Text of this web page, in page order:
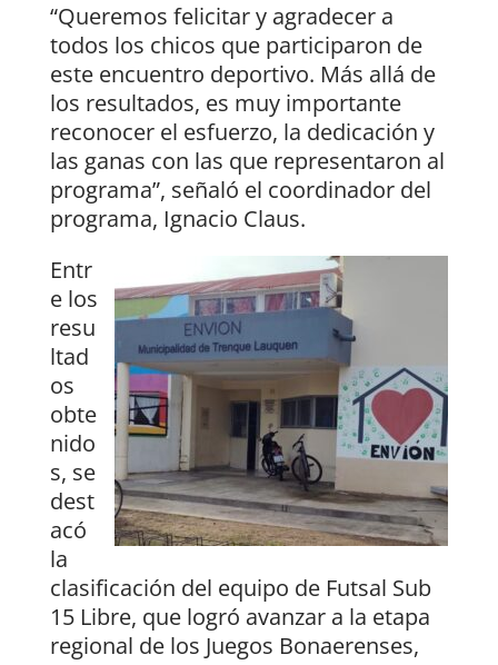
“Queremos felicitar y agradecer a
todos los chicos que participaron de
este encuentro deportivo. Más allá de
los resultados, es muy importante
reconocer el esfuerzo, la dedicación y
las ganas con las que representaron al
programa”, señaló el coordinador del
programa, Ignacio Claus.
Entr
e los
resu
ltad
os
obte
nido
s, se
dest
acó
la
clasificación del equipo de Futsal Sub
15 Libre, que logró avanzar a la etapa
regional de los Juegos Bonaerenses,